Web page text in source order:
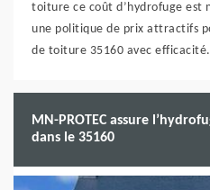
toiture ce coût d’hydrofuge est
une politique de prix attractifs
de toiture 35160 avec efficacité.
MN-PROTEC assure
dans le 35160